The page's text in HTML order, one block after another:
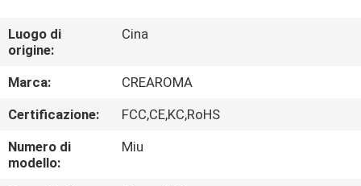
MOSTRA
VR
CIRCA
NOI
Luogo di
origine:
Cina
Marca:
CREAROMA
Certificazione:
FCC,CE,KC,RoHS
Numero di
modello:
Miu